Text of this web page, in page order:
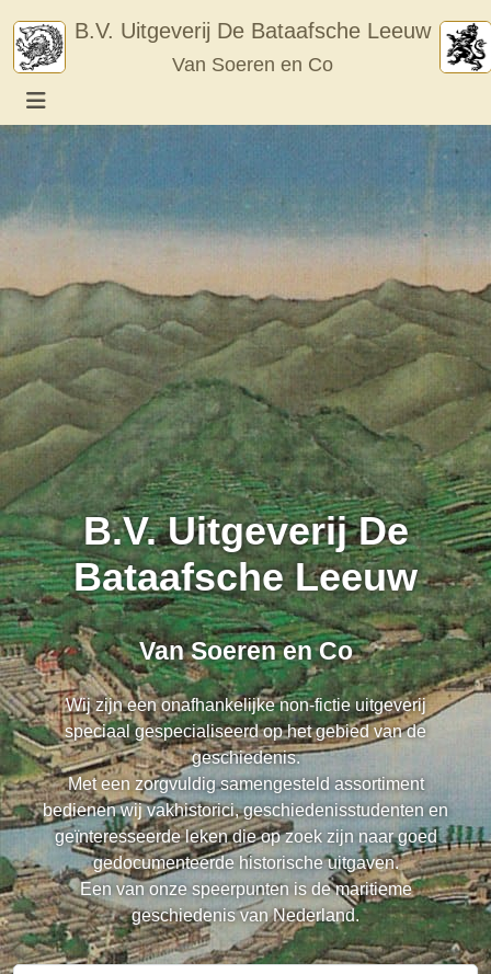
content
B.V. Uitgeverij De Bataafsche Leeuw
Van Soeren en Co
B.V. Uitgeverij De
Bataafsche Leeuw
Van Soeren en Co
Wij zijn een onafhankelijke non-fictie uitgeverij
speciaal gespecialiseerd op het gebied van de
geschiedenis.
Met een zorgvuldig samengesteld assortiment
bedienen wij vakhistorici, geschiedenisstudenten en
geïnteresseerde leken die op zoek zijn naar goed
gedocumenteerde historische uitgaven.
Een van onze speerpunten is de maritieme
geschiedenis van Nederland.